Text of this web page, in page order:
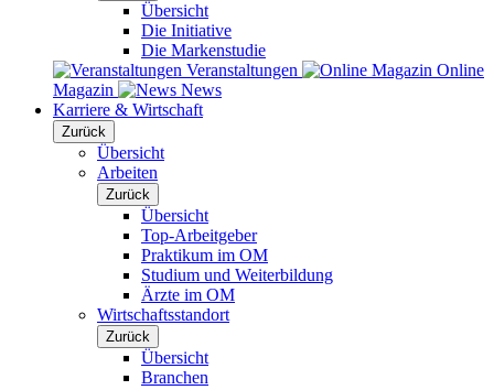
Übersicht
Die Initiative
Die Markenstudie
Veranstaltungen
Online
Magazin
News
Karriere & Wirtschaft
Zurück
Übersicht
Arbeiten
Zurück
Übersicht
Top-Arbeitgeber
Praktikum im OM
Studium und Weiterbildung
Ärzte im OM
Wirtschaftsstandort
Zurück
Übersicht
Branchen